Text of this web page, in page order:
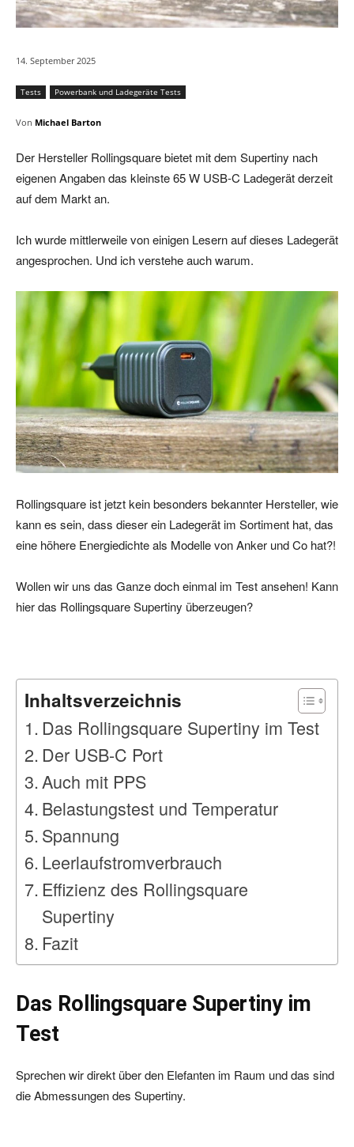
14. September 2025
Tests Powerbank und Ladegeräte Tests
Von Michael Barton
Der Hersteller Rollingsquare bietet mit dem Supertiny nach
eigenen Angaben das kleinste 65 W USB-C Ladegerät derzeit
auf dem Markt an.
Ich wurde mittlerweile von einigen Lesern auf dieses Ladegerät
angesprochen. Und ich verstehe auch warum.
Rollingsquare ist jetzt kein besonders bekannter Hersteller, wie
kann es sein, dass dieser ein Ladegerät im Sortiment hat, das
eine höhere Energiedichte als Modelle von Anker und Co hat?!
Wollen wir uns das Ganze doch einmal im Test ansehen! Kann
hier das Rollingsquare Supertiny überzeugen?
Inhaltsverzeichnis
Das Rollingsquare Supertiny im Test
Der USB-C Port
Auch mit PPS
Belastungstest und Temperatur
Spannung
Leerlaufstromverbrauch
Effizienz des Rollingsquare
Supertiny
Fazit
Das Rollingsquare Supertiny im
Test
Sprechen wir direkt über den Elefanten im Raum und das sind
die Abmessungen des Supertiny.